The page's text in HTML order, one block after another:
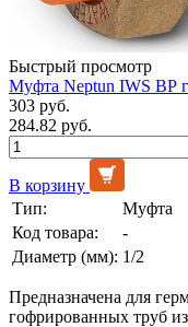
Быстрый просмотр
Муфта Neptun IWS ВР
303 руб.
284.82 руб.
В корзину
Тип:
Муфта
Код товара:
-
Диаметр (мм): 1/2
Предназначена для
гофрированных труб